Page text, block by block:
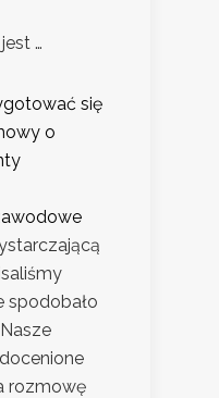
…
się
o
spodobało
rozmowę